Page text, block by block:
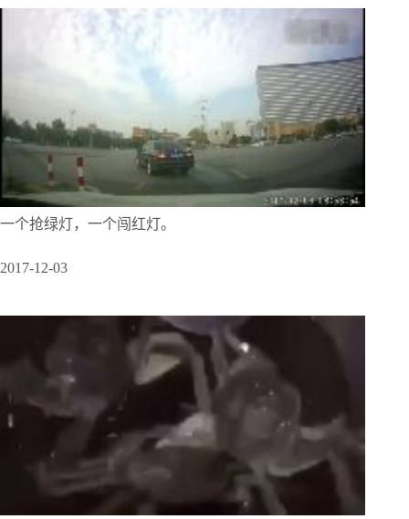
一个抢绿灯，一个闯红灯。
2017-12-03